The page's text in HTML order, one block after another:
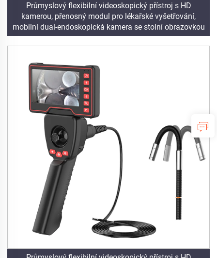
Průmyslový flexibilní videoskopický přístroj s HD
kamerou, přenosný modul pro lékařské vyšetřování,
mobilní dual-endoskopická kamera se stolní obrazovkou